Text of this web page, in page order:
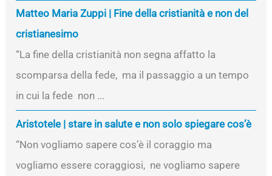
Matteo Maria Zuppi | Fine della cristianità e non del
cristianesimo
“La fine della cristianità non segna affatto la
scomparsa della fede, ma il passaggio a un tempo
in cui la fede non ...
Aristotele | stare in salute e non solo spiegare cos’è
“Non vogliamo sapere cos’è il coraggio ma
vogliamo essere coraggiosi, ne vogliamo sapere